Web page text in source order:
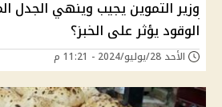
وزير التموين يجيب وينهي الجدل
الوقود يؤثر على الخبز؟
الأحد 28/يوليو/2024 - 11:21 م